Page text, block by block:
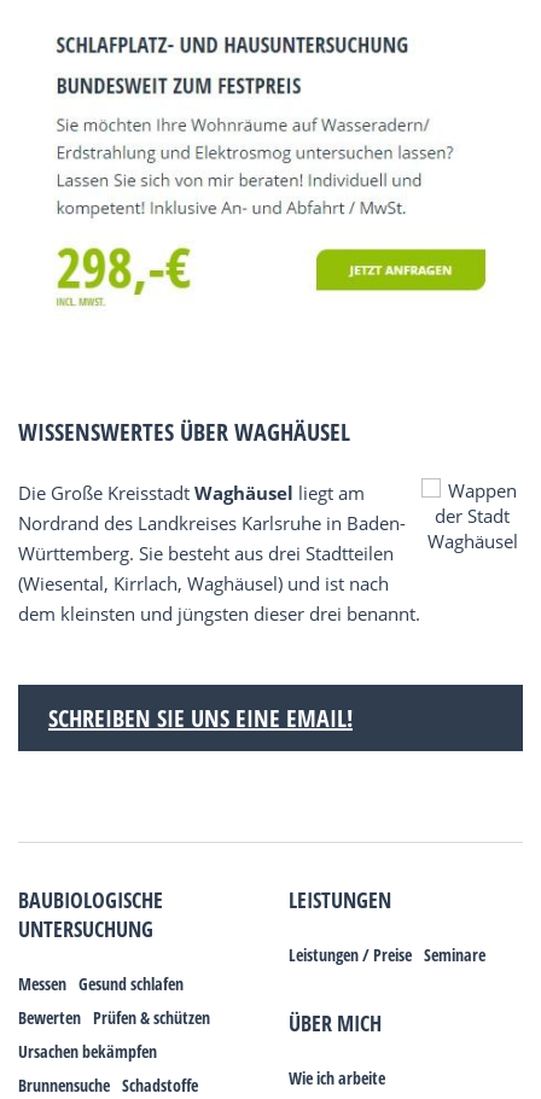
WISSENSWERTES ÜBER WAGHÄUSEL
Die Große Kreisstadt Waghäusel liegt am
Nordrand des Landkreises Karlsruhe in Baden-
Württemberg. Sie besteht aus drei Stadtteilen
(Wiesental, Kirrlach, Waghäusel) und ist nach
dem kleinsten und jüngsten dieser drei benannt.
SCHREIBEN SIE UNS EINE EMAIL!
BAUBIOLOGISCHE
UNTERSUCHUNG
Messen Gesund schlafen
Bewerten Prüfen & schützen
Ursachen bekämpfen
Brunnensuche Schadstoffe
LEISTUNGEN
Leistungen / Preise Seminare
ÜBER MICH
Wie ich arbeite